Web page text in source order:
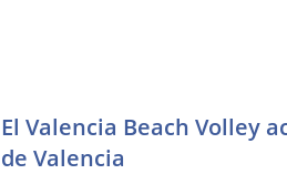
El Valencia Beach Volley
de Valencia